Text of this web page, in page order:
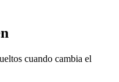
cuando cambia el